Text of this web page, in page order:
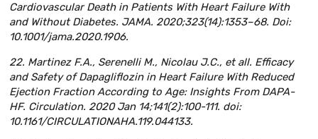
Cardiovascular Death in Patients With Heart Failure With
and Without Diabetes. JAMA. 2020;323(14):1353–68. Doi:
10.1001/jama.2020.1906.
22. Martinez F.A., Serenelli M., Nicolau J.C., et all. Efficacy
and Safety of Dapagliflozin in Heart Failure With Reduced
Ejection Fraction According to Age: Insights From DAPA-
HF. Circulation. 2020 Jan 14;141(2):100-111. doi:
10.1161/CIRCULATIONAHA.119.044133.